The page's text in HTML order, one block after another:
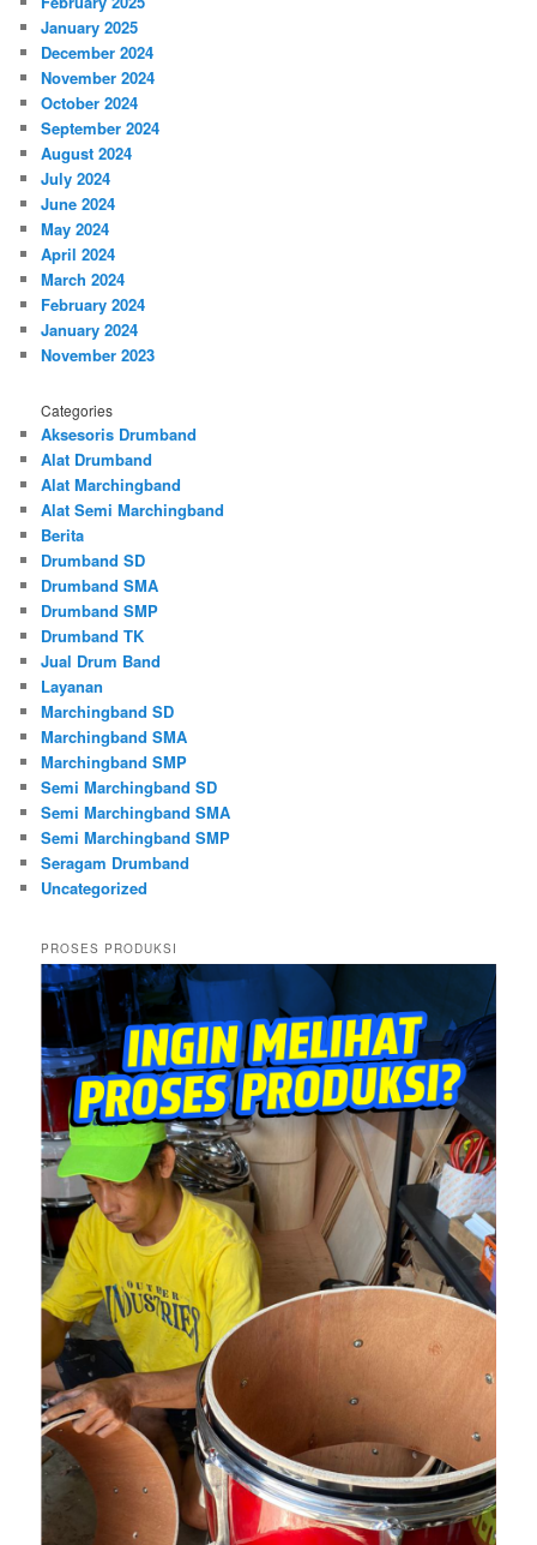
January 2025
December 2024
November 2024
October 2024
September 2024
August 2024
July 2024
June 2024
May 2024
April 2024
March 2024
February 2024
January 2024
November 2023
Categories
Aksesoris Drumband
Alat Drumband
Alat Marchingband
Alat Semi Marchingband
Berita
Drumband SD
Drumband SMA
Drumband SMP
Drumband TK
Jual Drum Band
Layanan
Marchingband SD
Marchingband SMA
Marchingband SMP
Semi Marchingband SD
Semi Marchingband SMA
Semi Marchingband SMP
Seragam Drumband
Uncategorized
PROSES PRODUKSI